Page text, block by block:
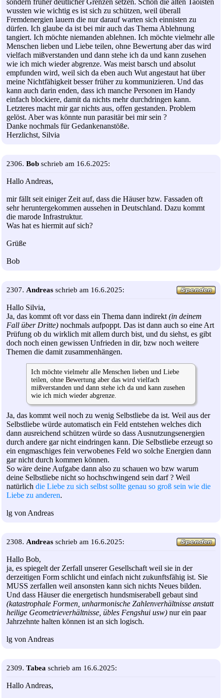
sondern früher deutlicher Grenzen setzen. Schon die alten Taoisten
wussten wie wichtig es ist sich zu schützen, weil überall
Fremdenergien lauern die nur darauf warten sich einnisten zu
dürfen. Ich glaube da ist bei mir auch das Thema Ablehnung
tangiert. Ich möchte niemanden ablehnen. Ich möchte vielmehr alle
Menschen lieben und Liebe teilen, ohne Bewertung aber das wird
vielfach mißverstanden und dann stehe ich da und kann zusehen
wie ich mich wieder abgrenze. Was meist barsch und absolut
empfunden wird, weil sich da eben auch Wut angestaut hat über
meine Nichtfähigkeit besser früher zu kommunizieren. Und das
kann auch darin enden, dass ich manche Personen im Handy
einfach blockiere, damit da nichts mehr durchdringen kann.
Letzteres macht mir gar nichts aus, offen gestanden. Problem
gelöst. Aber was könnte nun parasitär bei mir sein ?
Danke nochmals für Gedankenanstöße.
Herzlichst, Silvia
2306. Bob schrieb am 16.6.2025:
Hallo Andreas,
mir fällt seit einiger Zeit auf, dass die Häuser bzw. Fassaden oft
sehr heruntergekommen aussehen in Deutschland. Dazu kommt
die marode Infrastruktur.
Was hat es hiermit auf sich?
Grüße
Bob
2307. Andreas schrieb am 16.6.2025:
Hallo Silvia,
Ja, das kommt oft vor dass ein Thema dann indirekt (in deinem
Fall über Dritte) nochmals aufpoppt. Das ist dann auch so eine Art
Prüfung ob du wirklich mit allem durch bist, und du siehst, es gibt
doch noch einen gewissen Unfrieden in dir, bzw noch weitere
Themen die damit zusammenhängen.
Ich möchte vielmehr alle Menschen lieben und Liebe
teilen, ohne Bewertung aber das wird vielfach
mißverstanden und dann stehe ich da und kann zusehen
wie ich mich wieder abgrenze.
Ja, das kommt weil noch zu wenig Selbstliebe da ist. Weil aus der
Selbstliebe würde automatisch ein Feld entstehen welches dich
dann ausreichend schützen würde so dass Ausnutzungsenergien
durch andere gar nicht eindringen kann. Die Selbstliebe erzeugt so
ein engmaschiges fein verwobenes Feld wo solche Energien dann
gar nicht durch kommen können.
So wäre deine Aufgabe dann also zu schauen wo bzw warum
deine Selbstliebe nicht so hochschwingend sein darf ? Weil
natürlich die Liebe zu sich selbst sollte genau so groß sein wie die
Liebe zu anderen.
lg von Andreas
2308. Andreas schrieb am 16.6.2025:
Hallo Bob,
ja, es spiegelt der Zerfall unserer Gesellschaft weil sie in der
derzeitigen Form schlicht und einfach nicht zukunftsfähig ist. Sie
MUSS zerfallen weil ansonsten kann sich nichts Neues bilden.
Und dass Häuser die energetisch hundsmiserabell gebaut sind
(katastrophale Formen, unharmonische Zahlenverhältnisse anstatt
heilige Geometrieverhältnisse, übles Fengshui usw) nur ein paar
Jahrzehnte halten können ist an sich logisch.
lg von Andreas
2309. Tabea schrieb am 16.6.2025:
Hallo Andreas,